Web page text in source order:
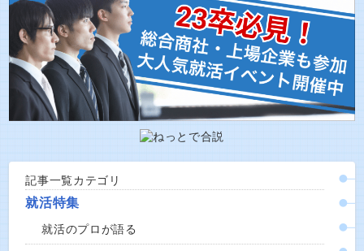
記事一覧カテゴリ
就活特集
就活のプロが語る